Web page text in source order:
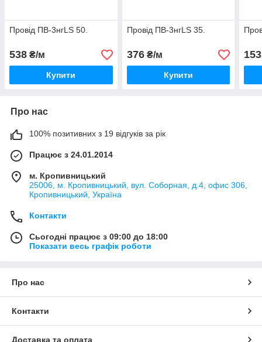
Провід ПВ-3нгLS 50.
538 ₴/м
Купити
Провід ПВ-3нгLS 35.
376₴/м
Купити
153
Про нас
100% позитивних з 19 відгуків за рік
Працює з 24.01.2014
м. Кропивницький
25006, м. Кропивницький, вул. Соборная, д.4, офис 306,
Кропивницький, Україна
Контакти
Сьогодні працює з 09:00 до 18:00
Показати весь графік роботи
Про нас
Контакти
Доставка та оплата